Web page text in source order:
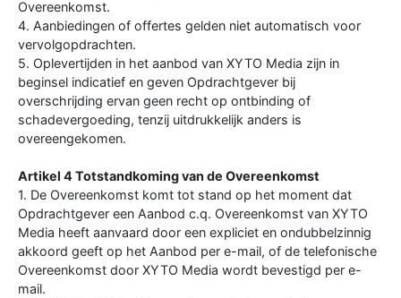
Overeenkomst.
4. Aanbiedingen of offertes gelden niet automatisch voor
vervolgopdrachten.
5. Oplevertijden in het aanbod van XYTO Media zijn in
beginsel indicatief en geven Opdrachtgever bij
overschrijding ervan geen recht op ontbinding of
schadevergoeding, tenzij uitdrukkelijk anders is
overeengekomen.
Artikel 4 Totstandkoming van de Overeenkomst
1. De Overeenkomst komt tot stand op het moment dat
Opdrachtgever een Aanbod c.q. Overeenkomst van XYTO
Media heeft aanvaard door een expliciet en ondubbelzinnig
akkoord geeft op het Aanbod per e-mail, of de telefonische
Overeenkomst door XYTO Media wordt bevestigd per e-
mail.